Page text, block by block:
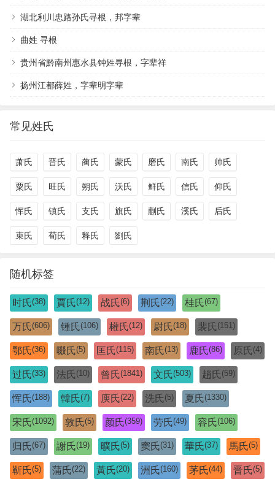
湖北利川忠路孙氏寻根，邦字辈
曲姓 寻根
贵州省黔南州惠水县钟姓寻根，字辈祥
扬州江都薛姓，字辈明字辈
常见姓氏
萧氏 晋氏 蔺氏 蒙氏 磨氏 南氏 帅氏
粟氏 旺氏 朔氏 沃氏 鲜氏 信氏 仰氏
恽氏 镇氏 支氏 旗氏 蒯氏 溪氏 后氏
束氏 荀氏 释氏 劉氏
随机标签
时氏(38) 賈氏(12) 战氏(6) 荆氏(22) 桂氏(67)
万氏(606) 锺氏(106) 權氏(12) 尉氏(18) 裴氏 (151)
鄂氏(36) 啜氏(5) 匡氏(115) 南氏(13) 鹿氏(86) 原氏 (4)
过氏(33) 法氏 (10) 曾氏(1841) 文氏(503) 趙氏 (59)
恽氏(188) 韓氏(7) 庾氏(22) 洗氏 (5) 夏氏(1330)
宋氏(1092) 敦氏(5) 颜氏(359) 劳氏(49) 容氏(106)
归氏(67) 謝氏(19) 曠氏(5) 窦氏(31) 華氏(37) 馬氏(5)
靳氏(5) 蒲氏(22) 黃氏(20) 洲氏(160) 茅氏(44) 晋氏(5)